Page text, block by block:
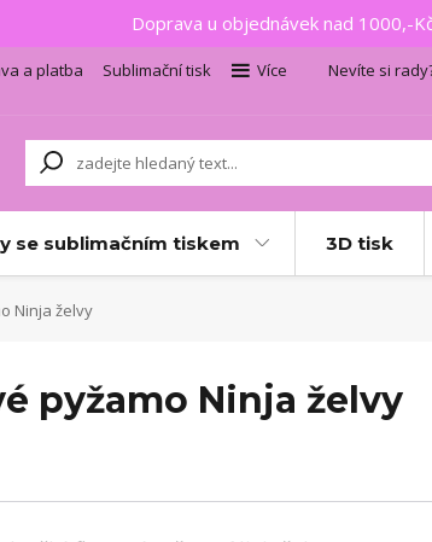
Doprava u objednávek nad 1000,-
a platba Sublimační tisk
Více
Nevíte si
se sublimačním tiskem 3D tisk
Ninja želvy
pyžamo Ninja želvy